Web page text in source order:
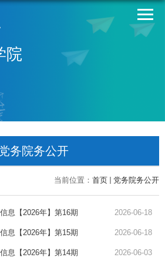
院
务院务公开
当前位置： 首页 党务院务公开
息【2026年】第16期 2026-06-18
息【2026年】第15期 2026-06-18
息【2026年】第14期 2026-06-03